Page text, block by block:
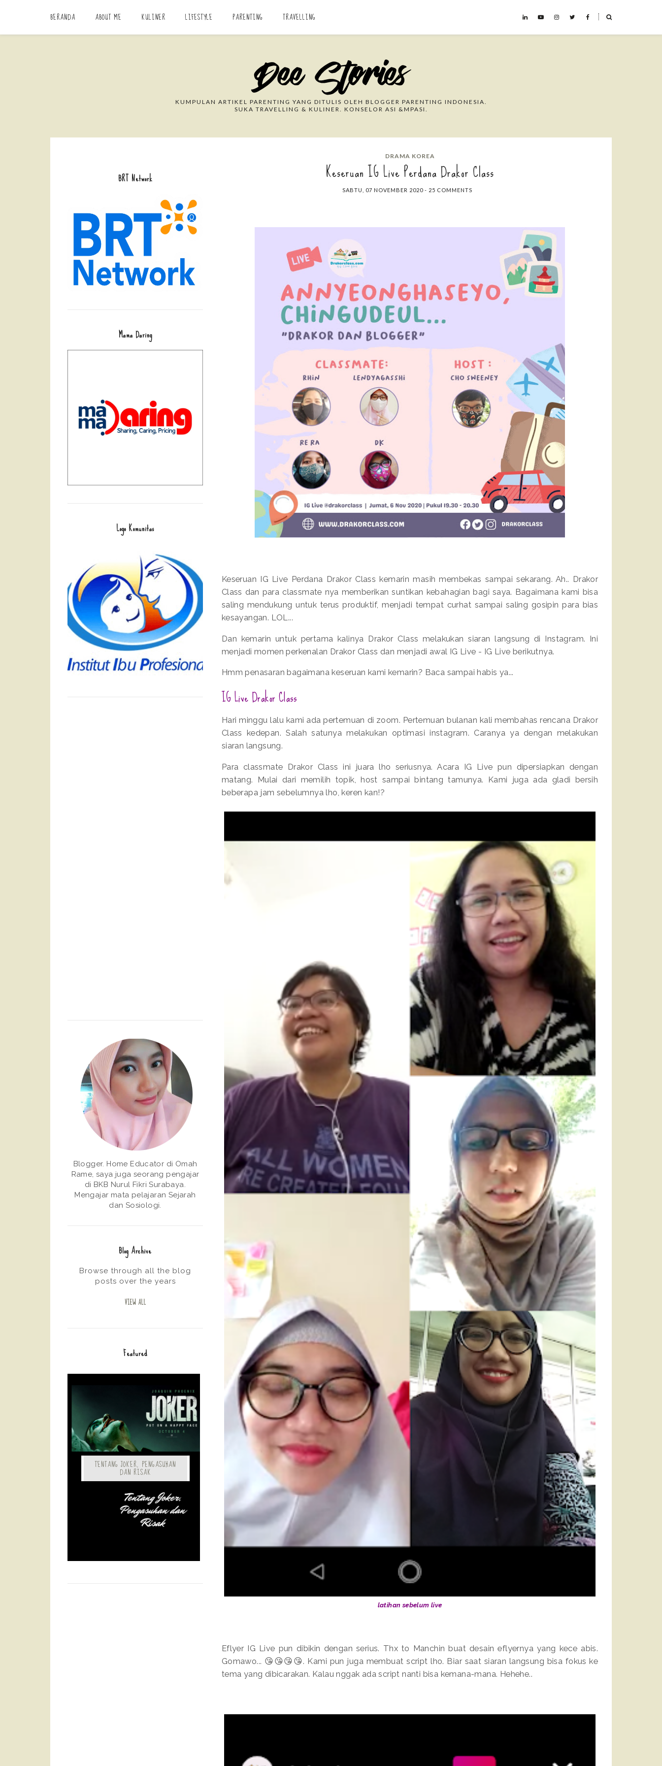
BERANDA ABOUT ME KULINER LIFESTYLE PARENTING TRAVELLING ˟
Search This Blog
KUMPULAN ARTIKEL PARENTING YANG DITULIS OLEH BLOGGER PARENTING INDONESIA.
SUKA TRAVELLING & KULINER. KONSELOR ASI &MPASI.
DRAMA KOREA
Keseruan IG Live Perdana Drakor Class
SABTU, 07 NOVEMBER 2020 - 25 COMMENTS
Keseruan IG Live Perdana Drakor Class kemarin masih membekas sampai sekarang. Ah.. Drakor
Class dan para classmate nya memberikan suntikan kebahagian bagi saya. Bagaimana kami bisa
saling mendukung untuk terus produktif, menjadi tempat curhat sampai saling gosipin para bias
kesayangan. LOL...
Dan kemarin untuk pertama kalinya Drakor Class melakukan siaran langsung di Instagram. Ini
menjadi momen perkenalan Drakor Class dan menjadi awal IG Live - IG Live berikutnya.
Hmm penasaran bagaimana keseruan kami kemarin? Baca sampai habis ya...
IG Live Drakor Class
Hari minggu lalu kami ada pertemuan di zoom. Pertemuan bulanan kali membahas rencana Drakor
Class kedepan. Salah satunya melakukan optimasi instagram. Caranya ya dengan melakukan
siaran langsung.
Para classmate Drakor Class ini juara lho seriusnya. Acara IG Live pun dipersiapkan dengan
matang. Mulai dari memilih topik, host sampai bintang tamunya. Kami juga ada gladi bersih
beberapa jam sebelumnya lho, keren kan!?
latihan sebelum live
Eflyer IG Live pun dibikin dengan serius. Thx to Manchin buat desain eflyernya yang kece abis.
Gomawo... 😘😘😘😘. Kami pun juga membuat script lho. Biar saat siaran langsung bisa fokus ke
tema yang dibicarakan. Kalau nggak ada script nanti bisa kemana-mana. Hehehe..
BRT Network
Mama Daring
Logo Komunitas
Blogger. Home Educator di Omah
Rame, saya juga seorang pengajar
di BKB Nurul Fikri Surabaya.
Mengajar mata pelajaran Sejarah
dan Sosiologi.
Blog Archive
Browse through all the blog
posts over the years
VIEW ALL
Featured
TENTANG JOKER, PENGASUHAN
DAN RISAK